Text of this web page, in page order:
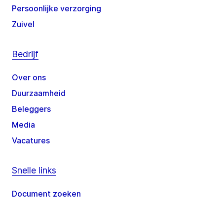
Persoonlijke verzorging
Zuivel
Bedrijf
Over ons
Duurzaamheid
Beleggers
Media
Vacatures
Snelle links
Document zoeken